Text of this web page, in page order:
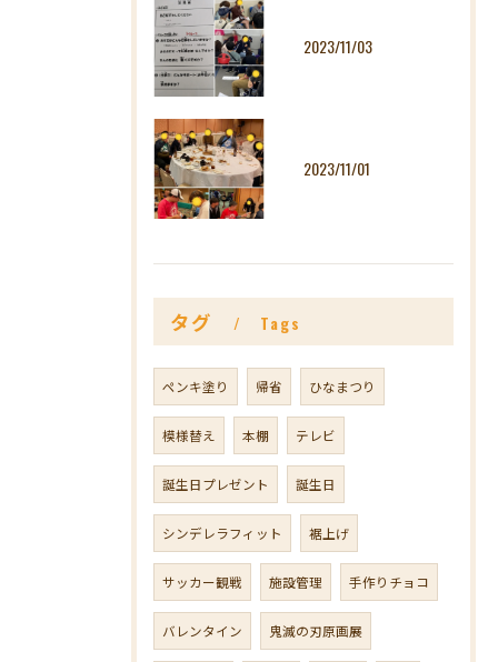
2023/11/03
2023/11/01
タグ Tags
ペンキ塗り 帰省 ひなまつり
模様替え 本棚 テレビ
誕生日プレゼント 誕生日
シンデレラフィット 裾上げ
サッカー観戦 施設管理 手作りチョコ
バレンタイン 鬼滅の刃原画展